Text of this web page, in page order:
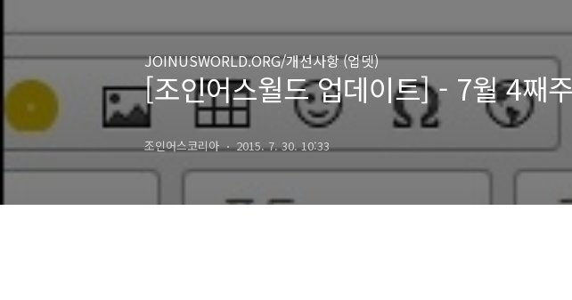
JOINUSWORLD.ORG/개선사항 (업뎃)
[조인어스월드 업데이트] - 7월 4째주
조인어스코리아 2015. 7. 30. 10:33